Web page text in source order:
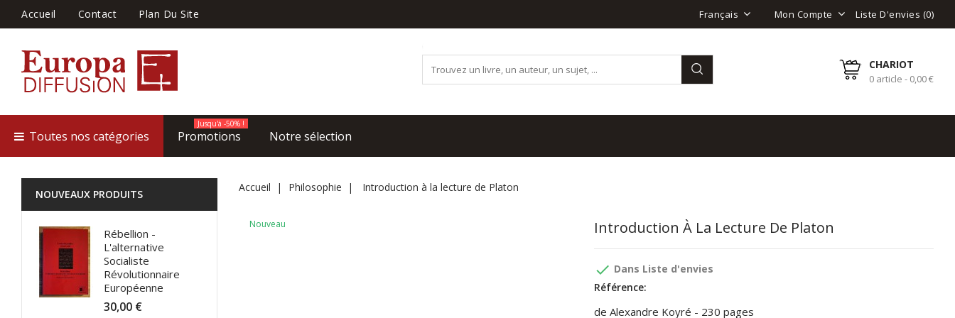
Accueil Contact Plan Du Site Français Mon Compte Liste D'envies (0)
CHARIOT
0 article - 0,00 €
Toutes nos catégories Promotions
Jusqu'à -50% !
Notre sélection
NOUVEAUX PRODUITS
Rébellion -
L'alternative
Socialiste
Révolutionnaire
Européenne
30,00 €
Accueil Philosophie Introduction à la lecture de Platon
Nouveau Introduction À La Lecture De Platon
done Dans Liste d'envies
Référence:
de Alexandre Koyré - 230 pages